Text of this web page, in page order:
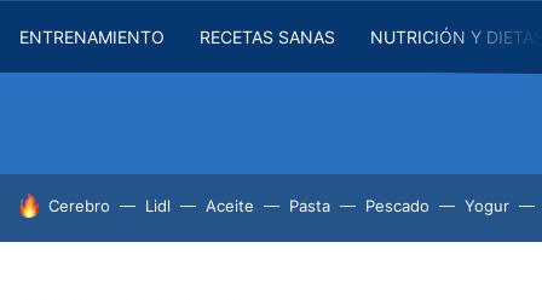
ENTRENAMIENTO RECETAS SANAS NUTRICIÓN Y
HOY SE HABLA DE
Cerebro Lidl Aceite Pasta Pescado Yogur